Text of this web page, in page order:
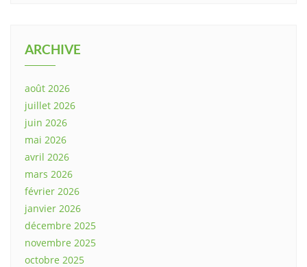
ARCHIVE
août 2026
juillet 2026
juin 2026
mai 2026
avril 2026
mars 2026
février 2026
janvier 2026
décembre 2025
novembre 2025
octobre 2025